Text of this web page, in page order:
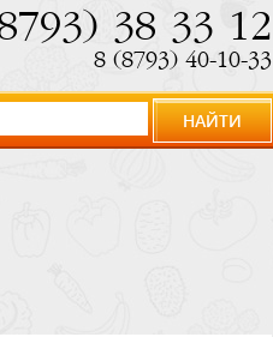
38 33 12
8 (8793) 40-10-33
НАЙТИ